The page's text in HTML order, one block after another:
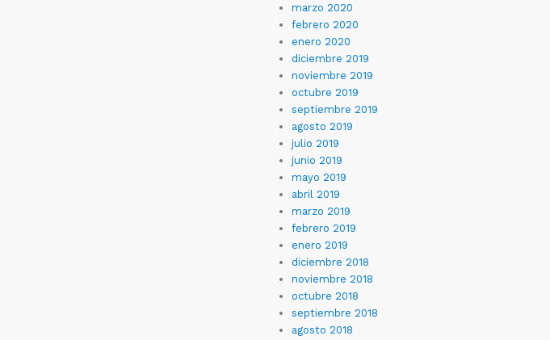
marzo 2020
febrero 2020
enero 2020
diciembre 2019
noviembre 2019
octubre 2019
septiembre 2019
agosto 2019
julio 2019
junio 2019
mayo 2019
abril 2019
marzo 2019
febrero 2019
enero 2019
diciembre 2018
noviembre 2018
octubre 2018
septiembre 2018
agosto 2018